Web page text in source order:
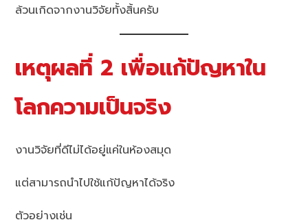
ล้วนเกิดจากงานวิจัยทั้งสิ้นครับ
เหตุผลที่ 2 เพื่อแก้ปัญหาใน
โลกความเป็นจริง
งานวิจัยที่ดีไม่ได้อยู่แค่ในห้องสมุด
แต่สามารถนำไปใช้แก้ปัญหาได้จริง
ตัวอย่างเช่น